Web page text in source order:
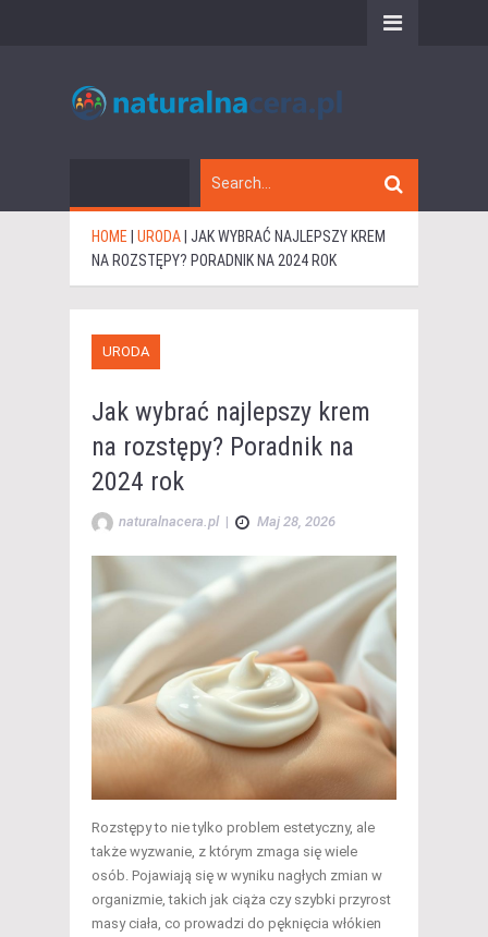
HOME URODA JAK WYBRAĆ NAJLEPSZY KREM
NA ROZSTĘPY? PORADNIK NA 2024 ROK
URODA
Jak wybrać najlepszy krem
na rozstępy? Poradnik na
2024 rok
naturalnacera.pl | Maj 28, 2026
Rozstępy to nie tylko problem estetyczny, ale
także wyzwanie, z którym zmaga się wiele
osób. Pojawiają się w wyniku nagłych zmian w
organizmie, takich jak ciąża czy szybki przyrost
masy ciała, co prowadzi do pęknięcia włókien